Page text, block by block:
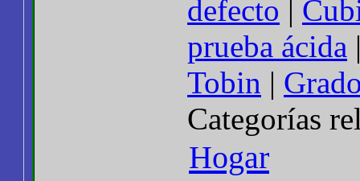
defecto |
prueba ácida
Tobin |
Categorías
Hogar